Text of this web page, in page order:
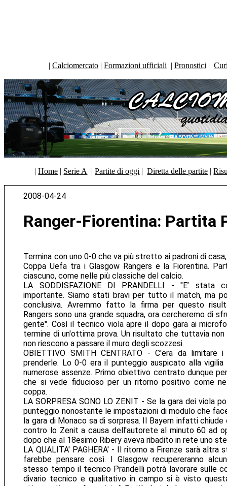
| Calciomercato | Formazioni ufficiali | Pronostici |
|Home | Serie A |Partite di oggi |Diretta delle partite |
2008-04-24
Ranger-Fiorentina: Partita
Termina con uno 0-0 che va più stretto ai padroni di
Coppa Uefa tra i Glasgow Rangers e la Fiorentina.
ciascuno, come nelle più classiche del calcio.
LA SODDISFAZIONE DI PRANDELLI - "E’ stata
importante. Siamo stati bravi per tutto il match, ma
conclusiva. Avremmo fatto la firma per questo
Rangers sono una grande squadra, ora cercheremo di
gente". Così il tecnico viola apre il dopo gara ai
termine di un'ottima prova. Un risultato che tuttavia
non riescono a passare il muro degli scozzesi.
OBIETTIVO SMITH CENTRATO - C'era da
prenderle. Lo 0-0 era il punteggio auspicato alla
numerose assenze. Primo obiettivo centrato dunque
che si vede fiducioso per un ritorno positivo come
coppa.
LA SORPRESA SONO LO ZENIT - Se la gara dei viola
punteggio nonostante le impostazioni di modulo che
la gara di Monaco sa di sorpresa. Il Bayern infatti
contro lo Zenit a causa dell'autorete al minuto 60 ad
dopo che al 18esimo Ribery aveva ribadito in rete uno
LA QUALITA' PAGHERA' - Il ritorno a Firenze sarà altra
farebbe pensare così. I Glasgow recupereranno
stesso tempo il tecnico Prandelli potrà lavorare sulle
divario tecnico e qualitativo in campo si è visto